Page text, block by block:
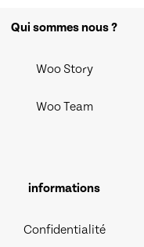
Qui sommes nous ?
Woo Story
Woo Team
informations
Confidentialité